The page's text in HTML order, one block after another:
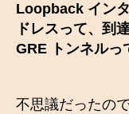
Loopback イン
ドレスって、到
GRE トンネルっ
不思議だったの